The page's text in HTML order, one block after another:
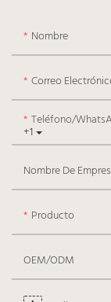
Nombre
Correo
+1
Teléfono/
Nombre De
Producto
OEM/ODM